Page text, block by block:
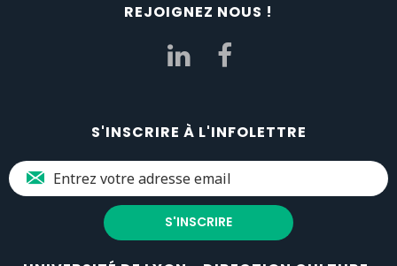
REJOIGNEZ NOUS !
S'INSCRIRE À L'INFOLETTRE